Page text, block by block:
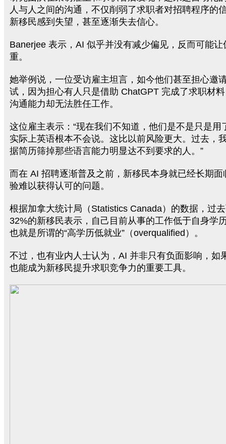
人与人之间的沟通，不仅削弱了求职者对招聘程序的
新移民感到失望，甚至逐渐失去信心。
Banerjee 表示，AI 似乎并没有减少偏见，反而可能
重。
她举例说，一位受访雇主坦言，如今他们甚至担心邀
试，因为担心有人只是借助 ChatGPT 完成了求职材
沟通能力却无法胜任工作。
这位雇主表示：“现在我们不知道，他们是不是只是用
实际上英语根本不会说。这比以前风险更大。过去，
据简历筛掉那些语言能力明显达不到要求的人。”
而在 AI 招聘逐渐普及之前，新移民本身就已经长期
验难以获得认可的问题。
根据加拿大统计局（Statistics Canada）的数据，过
32%的新移民表示，自己目前从事的工作低于自身学
也就是所谓的“高学历低就业”（overqualified）。
不过，也有业内人士认为，AI 并非只有负面影响，如
也能成为新移民提升求职竞争力的重要工具。